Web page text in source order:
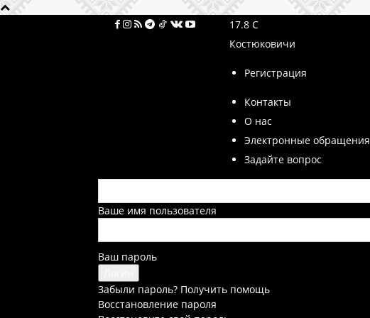
17.8 C
Костюковичи
Регистрация
Контакты
О нас
Электронные обращения
Задайте вопрос
Ваше имя пользователя
Ваш пароль
Забыли пароль? Получить помощь
Восстановление пароля